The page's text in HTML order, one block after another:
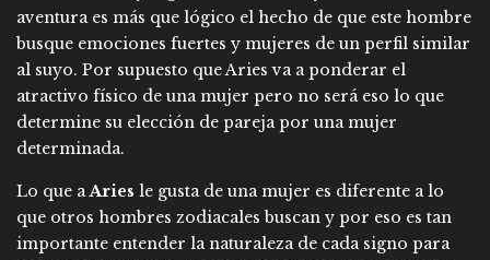
aventura es más que lógico el hecho de que este hombre
busque emociones fuertes y mujeres de un perfil similar
al suyo. Por supuesto que Aries va a ponderar el
atractivo físico de una mujer pero no será eso lo que
determine su elección de pareja por una mujer
determinada.
Lo que aAries le gusta de una mujer es diferente a lo
que otros hombres zodiacales buscan y por eso es tan
importante entender la naturaleza de cada signo para